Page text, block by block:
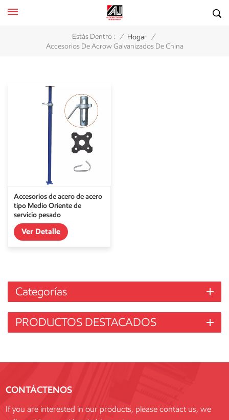
Estás Dentro : / Hogar /
Accesorios De Acrow Galvanizados De China
Accesorios de acero de acero
tipo Medio Oriente de
servicio pesado
personalizado
Ver Detalle
Categorías
PRODUCTOS DESTACADOS
CONTÁCTENOS
If you are interested in our products, please contact us, we